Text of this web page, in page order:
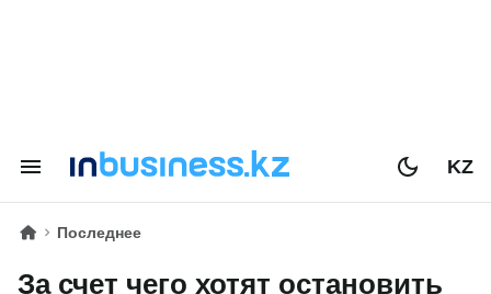
KZ
Последнее
За счет чего хотят остановить